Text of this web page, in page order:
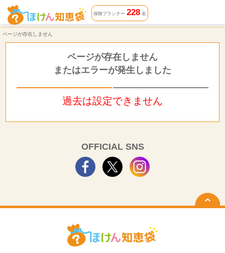
ページが存在しません | ほけん知恵袋
保険プランナー 228名
ページが存在しません
ページが存在しません
またはエラーが発生しました
過去は設定できません
OFFICIAL SNS